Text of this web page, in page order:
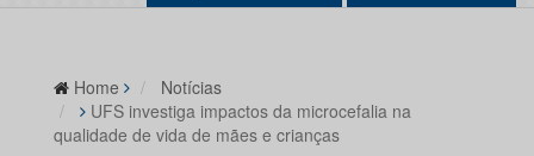
Home
Notícias
UFS investiga impactos da microcefalia na
qualidade de vida de mães e crianças